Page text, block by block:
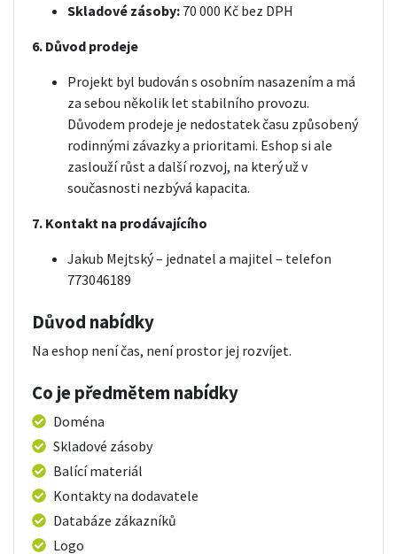
Skladové zásoby: 70 000 Kč bez DPH
6. Důvod prodeje
Projekt byl budován s osobním nasazením a má
za sebou několik let stabilního provozu.
Důvodem prodeje je nedostatek času způsobený
rodinnými závazky a prioritami. Eshop si ale
zaslouží růst a další rozvoj, na který už v
současnosti nezbývá kapacita.
7. Kontakt na prodávajícího
Jakub Mejtský – jednatel a majitel – telefon
773046189
Důvod nabídky
Na eshop není čas, není prostor jej rozvíjet.
Co je předmětem nabídky
Doména
Skladové zásoby
Balící materiál
Kontakty na dodavatele
Databáze zákazníků
Logo